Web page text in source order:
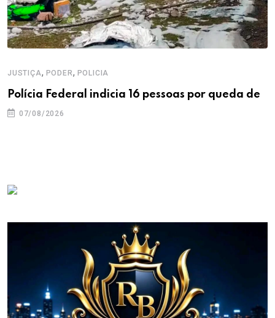
JUSTIÇA, PODER, POLICIA
Polícia Federal indicia 16 pessoas por queda de
07/08/2026